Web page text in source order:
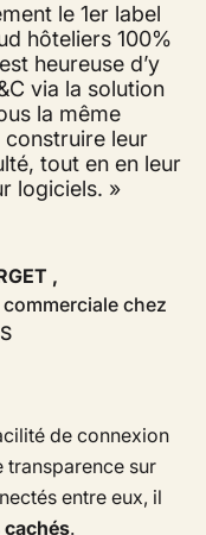
le 1er label
hôteliers 100%
heureuse d’y
via la solution
la même
construire leur
tout en en leur
logiciels. »
,
chez
de connexion
transparence sur
entre eux, il
cachés.